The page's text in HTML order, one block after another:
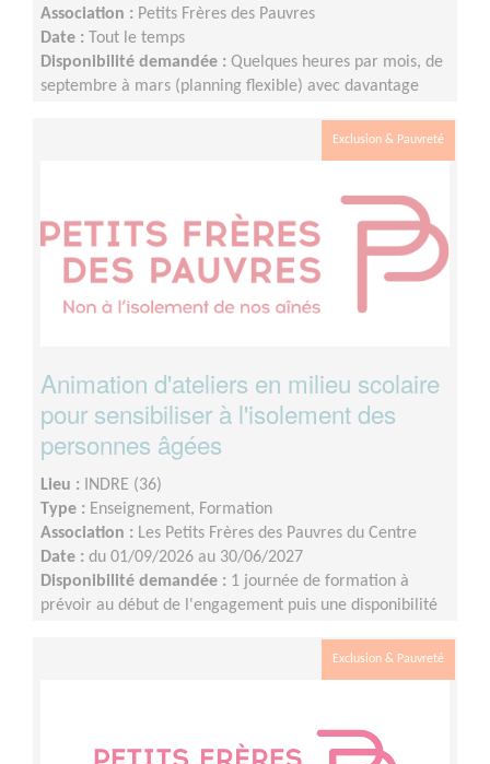
Association : Petits Frères des Pauvres
Date : Tout le temps
Disponibilité demandée : Quelques heures par mois, de
septembre à mars (planning flexible) avec davantage
Exclusion & Pauvreté
Animation d'ateliers en milieu scolaire
pour sensibiliser à l'isolement des
personnes âgées
Lieu : INDRE (36)
Type : Enseignement, Formation
Association : Les Petits Frères des Pauvres du Centre
Date : du 01/09/2026 au 30/06/2027
Disponibilité demandée : 1 journée de formation à
prévoir au début de l'engagement puis une disponibilité
Exclusion & Pauvreté